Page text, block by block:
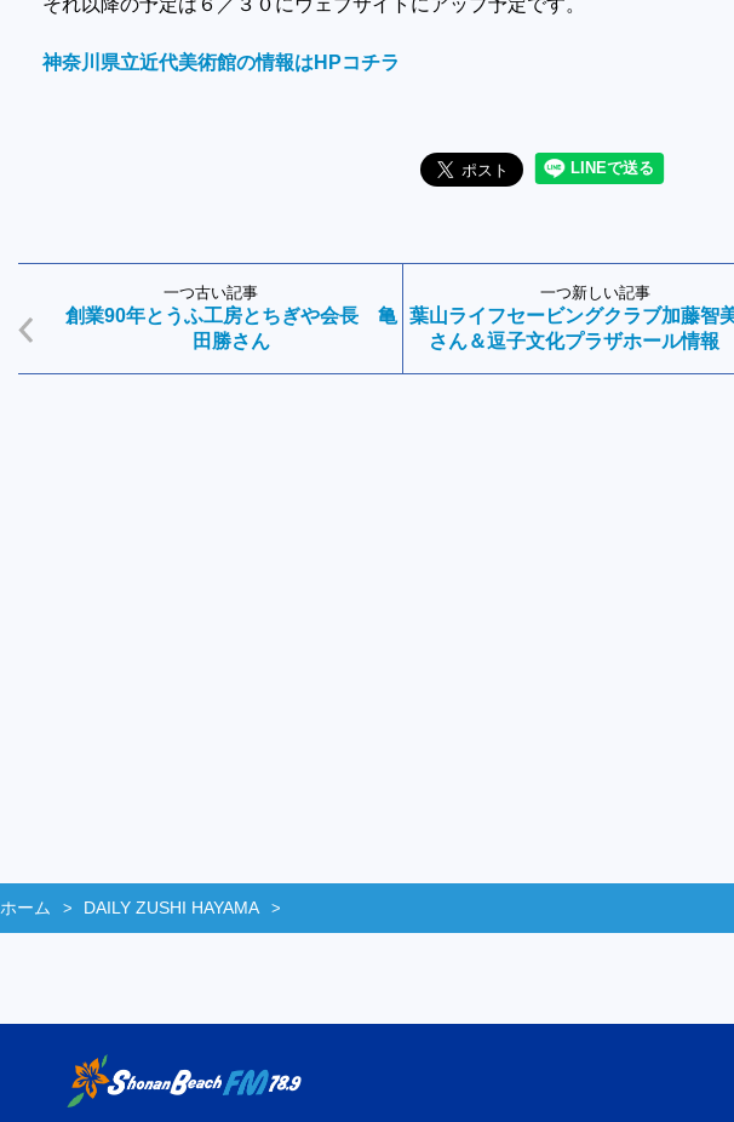
それ以降の予定は６／３０にウェブサイトにアップ予定です。
神奈川県立近代美術館の情報はHPコチラ
一つ古い記事
創業90年とうふ工房とちぎや会長 亀
田勝さん
一つ新しい記事
葉山ライフセービングクラブ加藤智
さん＆逗子文化プラザホール情報
ホーム DAILY ZUSHI HAYAMA